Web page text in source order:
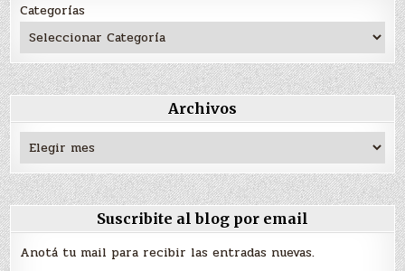
Categorías
Archivos
Archivos
Suscribite al blog por email
Anotá tu mail para recibir las entradas nuevas.